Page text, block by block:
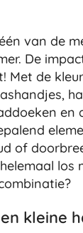
van de
De
Met de
en
of
los
kleine